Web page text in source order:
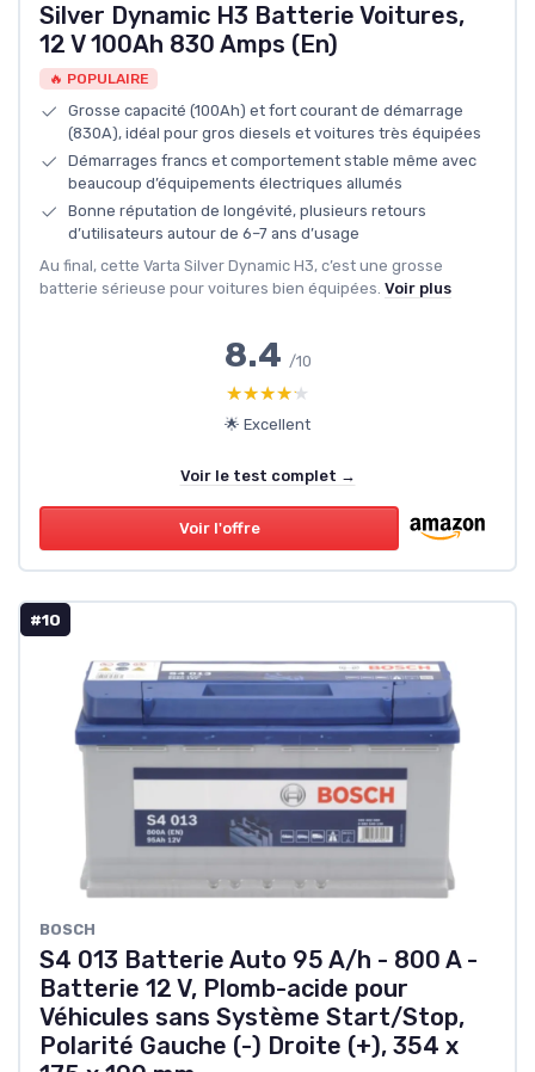
Silver Dynamic H3 Batterie Voitures,
12 V 100Ah 830 Amps (En)
🔥 POPULAIRE
Grosse capacité (100Ah) et fort courant de démarrage
(830A), idéal pour gros diesels et voitures très équipées
Démarrages francs et comportement stable même avec
beaucoup d’équipements électriques allumés
Bonne réputation de longévité, plusieurs retours
d’utilisateurs autour de 6–7 ans d’usage
Au final, cette Varta Silver Dynamic H3, c’est une grosse
batterie sérieuse pour voitures bien équipées. Voir plus
8.4 /10
★★★★★
★★★★★
🌟 Excellent
Voir le test complet →
Voir l'offre
#10
‎BOSCH
S4 013 Batterie Auto 95 A/h - 800 A -
Batterie 12 V, Plomb-acide pour
Véhicules sans Système Start/Stop,
Polarité Gauche (-) Droite (+), 354 x